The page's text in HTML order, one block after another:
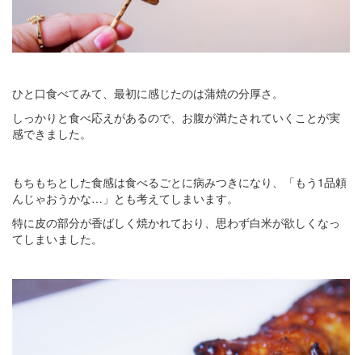
ひと口食べてみて、最初に感じたのは蒲焼の分厚さ。
しっかりと食べ応えがあるので、お腹が満たされていくことが実
感できました。
もちもちとした食感は食べるごとに病みつきになり、「もう1品頼
んじゃおうかな…」とも考えてしまいます。
特に皮の部分が香ばしく焼かれており、思わず白米が欲しくなっ
てしまいました。